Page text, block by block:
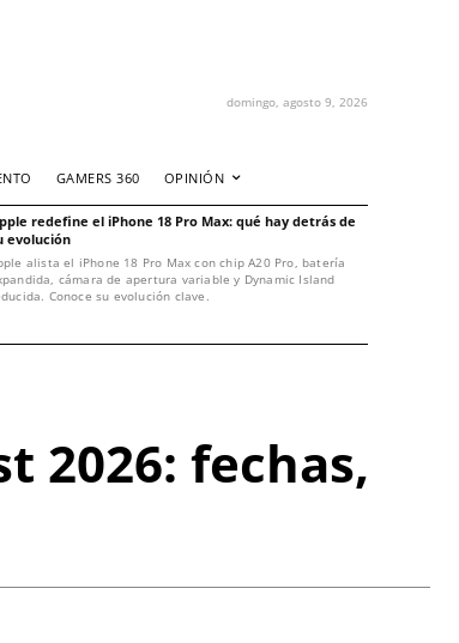
domingo, agosto 9, 2026
GAMERS 360 OPINIÓN
redefine el iPhone 18 Pro Max: qué hay detrás de
evolución
alista el iPhone 18 Pro Max con chip A20 Pro, batería
cámara de apertura variable y Dynamic Island
Conoce su evolución clave.
2026: fechas,